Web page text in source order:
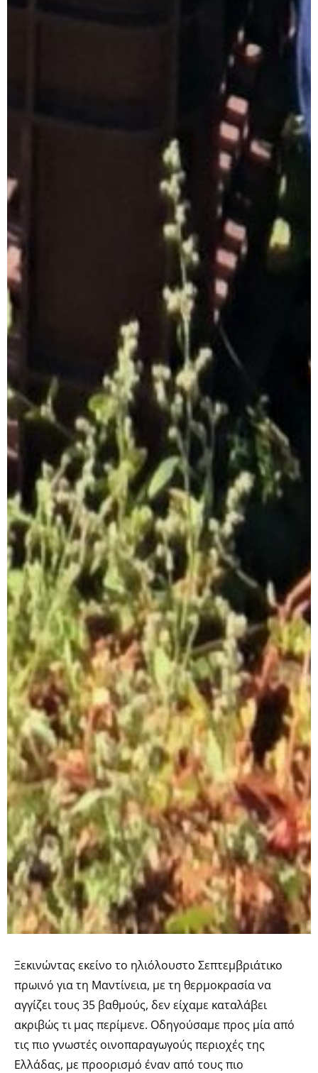
Ξεκινώντας εκείνο το ηλιόλουστο Σεπτεμβριάτικο
πρωινό για τη Μαντίνεια, με τη θερμοκρασία να
αγγίζει τους 35 βαθμούς, δεν είχαμε καταλάβει
ακριβώς τι μας περίμενε. Οδηγούσαμε προς μία από
τις πιο γνωστές οινοπαραγωγούς περιοχές της
Ελλάδας, με προορισμό έναν από τους πιο